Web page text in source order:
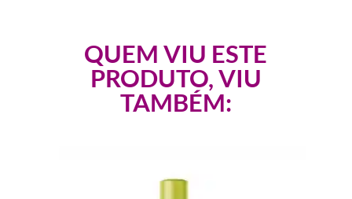
QUEM VIU ESTE
PRODUTO, VIU
TAMBÉM: